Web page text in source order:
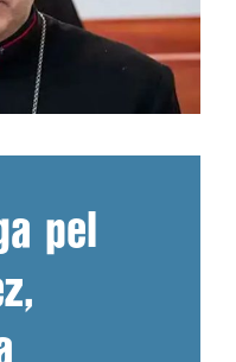
pel